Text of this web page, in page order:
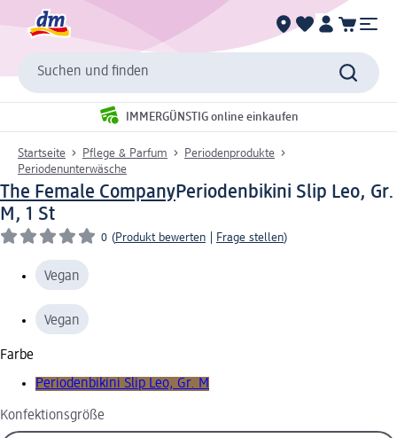
Suchen und finden
IMMERGÜNSTIG online einkaufen
Startseite Pflege & Parfum
Periodenprodukte
Periodenunterwäsche
The Female CompanyPeriodenbikini Slip Leo, Gr.
M, 1 St
0 (Produkt bewerten Frage stellen)
Vegan
Vegan
Farbe
Periodenbikini Slip Leo, Gr. M
Konfektionsgröße